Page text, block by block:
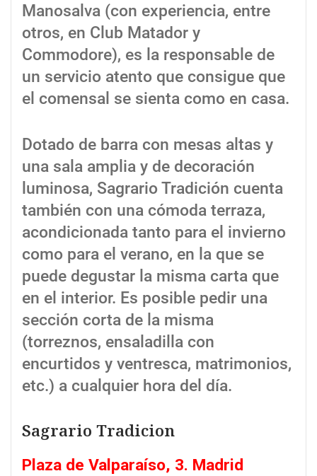
Manosalva (con experiencia, entre
otros, en Club Matador y
Commodore), es la responsable de
un servicio atento que consigue que
el comensal se sienta como en casa.
Dotado de barra con mesas altas y
una sala amplia y de decoración
luminosa, Sagrario Tradición cuenta
también con una cómoda terraza,
acondicionada tanto para el invierno
como para el verano, en la que se
puede degustar la misma carta que
en el interior. Es posible pedir una
sección corta de la misma
(torreznos, ensaladilla con
encurtidos y ventresca, matrimonios,
etc.) a cualquier hora del día.
Sagrario Tradicion
Plaza de Valparaíso, 3. Madrid